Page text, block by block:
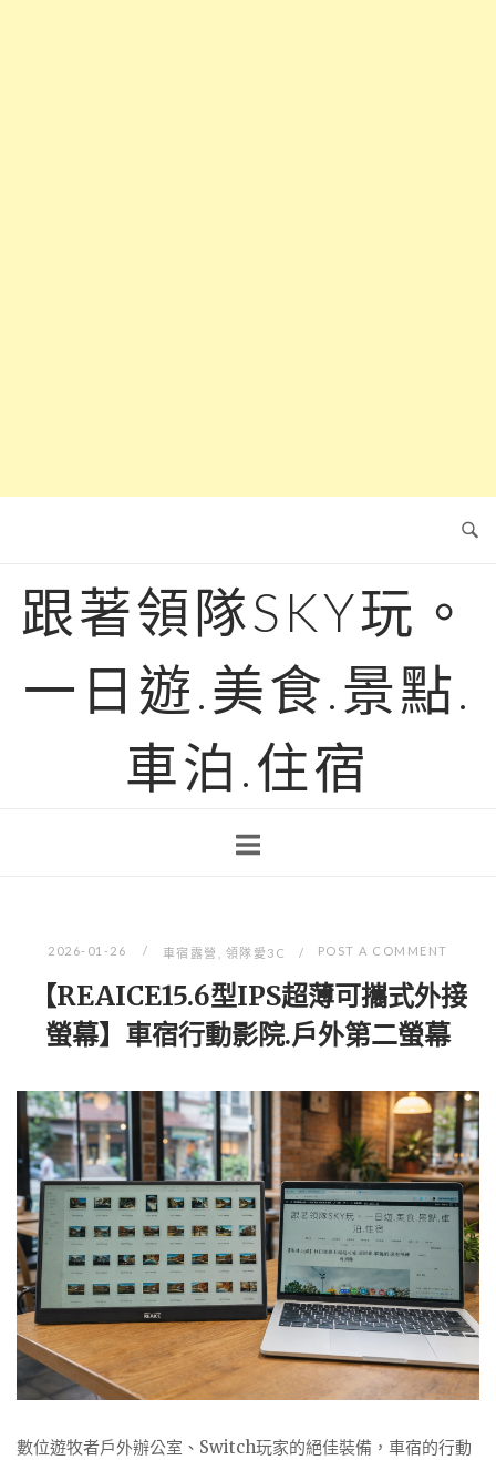
跟著領隊SKY玩。
一日遊.美食.景點.
車泊.住宿
2026-01-26 車宿露營 領隊愛3C POST A COMMENT
【REAICE15.6型IPS超薄可攜式外接
螢幕】車宿行動影院.戶外第二螢幕
數位遊牧者戶外辦公室、Switch玩家的絕佳裝備，車宿的行動